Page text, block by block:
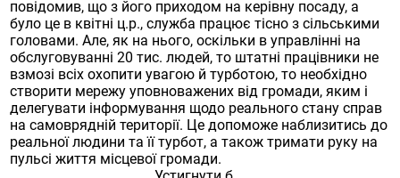
повідомив, що з його приходом на керівну посаду, а
було це в квітні ц.р., служба працює тісно з сільськими
головами. Але, як на нього, оскільки в управлінні на
обслуговуванні 20 тис. людей, то штатні працівники не
взмозі всіх охопити увагою й турботою, то необхідно
створити мережу уповноважених від громади, яким і
делегувати інформування щодо реального стану справ
на самоврядній території. Це допоможе наблизитись до
реальної людини та її турбот, а також тримати руку на
пульсі життя місцевої громади.